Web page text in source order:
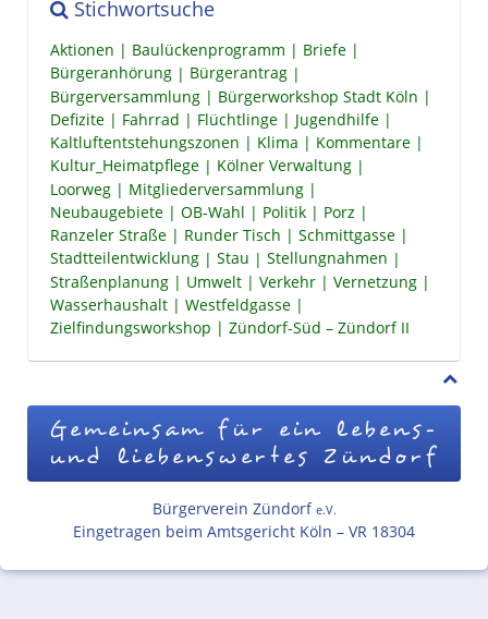
Stichwortsuche
Aktionen Baulückenprogramm
Briefe
Bürgeranhörung
Bürgerantrag
Bürgerversammlung
Bürgerworkshop Stadt Köln
Defizite
Fahrrad Flüchtlinge
Jugendhilfe
Kaltluftentstehungszonen
Klima
Kommentare
Kultur_Heimatpflege
Kölner Verwaltung
Loorweg
Mitgliederversammlung
Neubaugebiete
OB-Wahl Politik
Porz
Ranzeler Straße
Runder Tisch
Schmittgasse
Stadtteilentwicklung
Stau
Stellungnahmen
Straßenplanung
Umwelt Verkehr
Vernetzung
Wasserhaushalt
Westfeldgasse
Zielfindungsworkshop
Zündorf-Süd – Zündorf II
Gemeinsam für ein lebens-
und liebenswertes Zündorf
Bürgerverein Zündorf e.V.
Eingetragen beim Amtsgericht Köln – VR 18304